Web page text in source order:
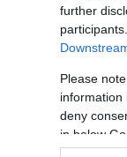
further
Please
information
deny
in below
Marion